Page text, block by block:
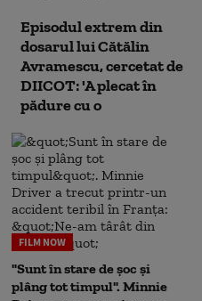
Episodul extrem din
dosarul lui Cătălin
Avramescu, cercetat de
DIICOT: 'A plecat în
pădure cu o
FILM NOW
"Sunt în stare de șoc și
plâng tot timpul". Minnie